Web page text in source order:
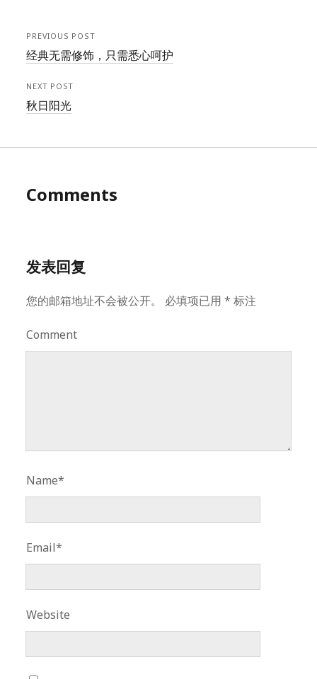
PREVIOUS POST
经典无需修饰，只需悉心呵护
NEXT POST
秋日阳光
Comments
发表回复
您的邮箱地址不会被公开。 必填项已用* 标注
Comment
Name*
Email*
Website